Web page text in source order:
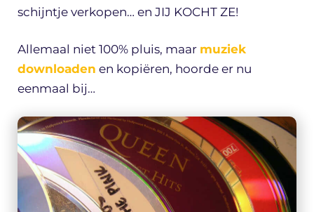
schijntje verkopen… en JIJ KOCHT ZE!
Allemaal niet 100% pluis, maar muziek
downloaden en kopiëren, hoorde er nu
eenmaal bij…